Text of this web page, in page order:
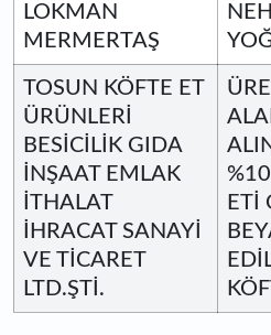
LOKMAN
MERMERTAŞ
TOSUN KÖFTE ET
ÜRÜNLERİ
BESİCİLİK GIDA
İNŞAAT EMLAK
İTHALAT
İHRACAT SANAYİ
VE TİCARET
LTD.ŞTİ.
ETİ